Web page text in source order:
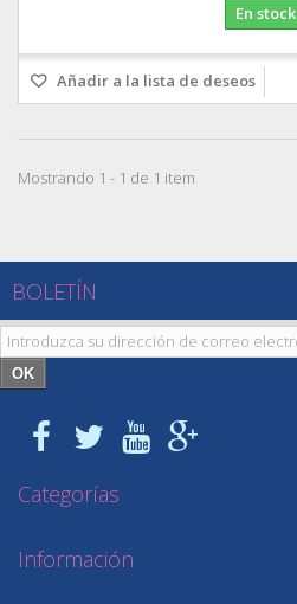
En stock
Añadir a la lista de deseos
Mostrando 1 - 1 de 1 item
BOLETÍN
OK
Categorías
Información